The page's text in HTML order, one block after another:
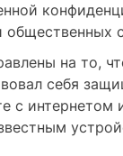
общественных
на то,
себя
с интернетом